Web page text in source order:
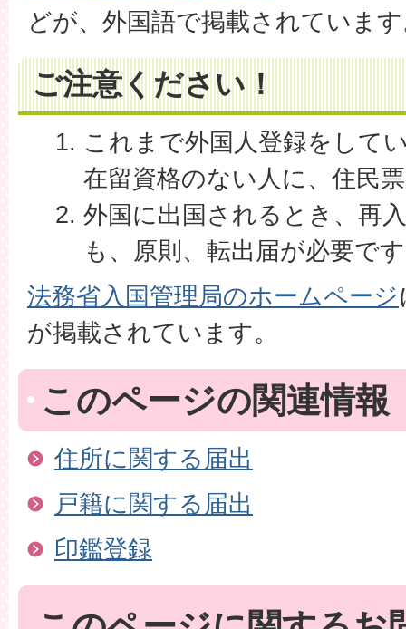
どが、外国語で掲載されていま
ご注意ください！
これまで外国人登録をして
在留資格のない人に、住民
外国に出国されるとき、再
も、原則、転出届が必要で
法務省入国管理局のホームページ
が掲載されています。
このページの関連情報
住所に関する届出
戸籍に関する届出
印鑑登録